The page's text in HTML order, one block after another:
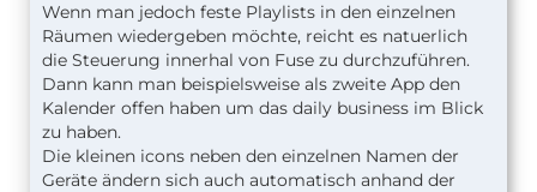
Wenn man jedoch feste Playlists in den einzelnen
Räumen wiedergeben möchte, reicht es natuerlich
die Steuerung innerhal von Fuse zu durchzuführen.
Dann kann man beispielsweise als zweite App den
Kalender offen haben um das daily business im Blick
zu haben.
Die kleinen icons neben den einzelnen Namen der
Geräte ändern sich auch automatisch anhand der